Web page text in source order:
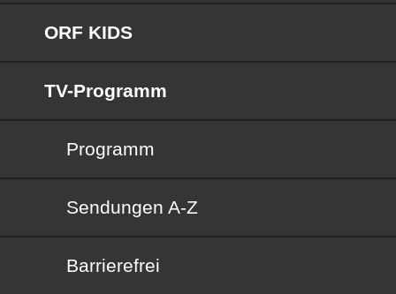
ORF KIDS
TV-Programm
Programm
Sendungen von A bis Z
Sendungen A-Z
Barrierefrei
Barrierefrei